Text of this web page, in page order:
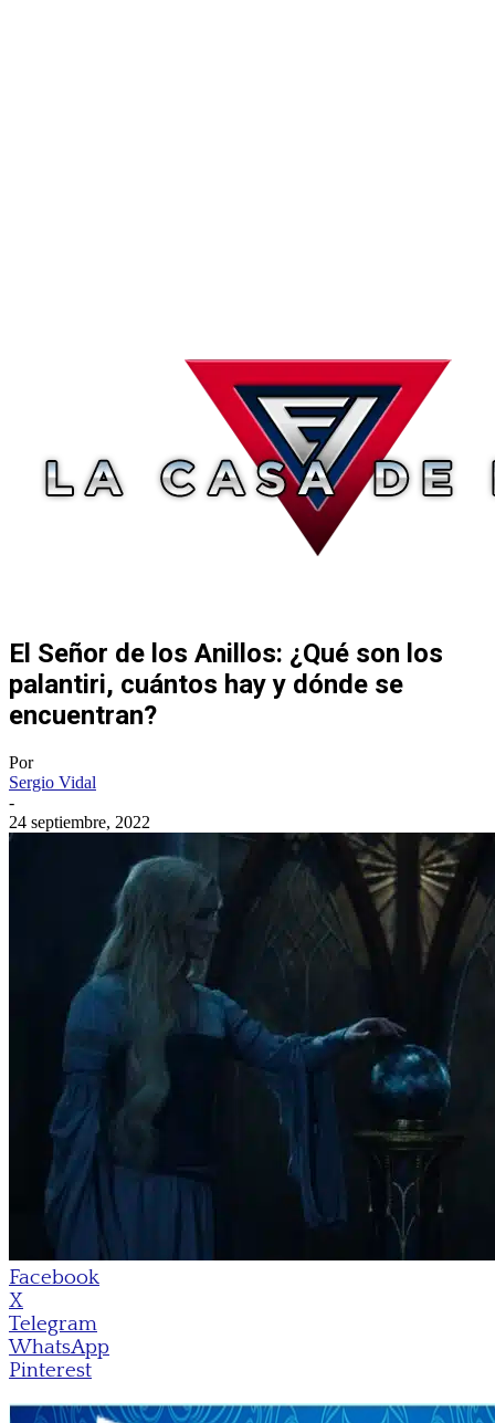
El Señor de los Anillos: ¿Qué son los
palantiri, cuántos hay y dónde se
encuentran?
Por
Sergio Vidal
-
24 septiembre, 2022
Facebook
X
Telegram
WhatsApp
Pinterest